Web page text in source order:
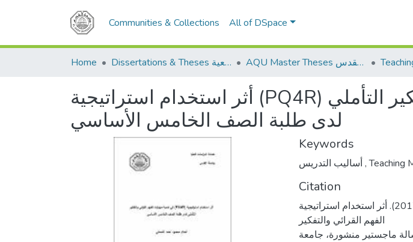
Communities & Collections All of DSpace
Home Dissertations & Theses الرسائل الجامعية AQU Master Theses الرسائل الجامعية الخاصة بجامعة القدس
أثر استخدام استراتيجية (PQ4R) في تنمية مهارات الفهم القرائي والتفكير التأملي
لدى طلبة الصف الخامس الأساسي
Keywords
,Teaching
Citation
الشمالي، أحلام محمود. (2017). أثر استخدام استراتيجية (PQ4R) في تنمية مهارات
الفهم القرائي والتفكير
ماجستير منشورة، جامعة